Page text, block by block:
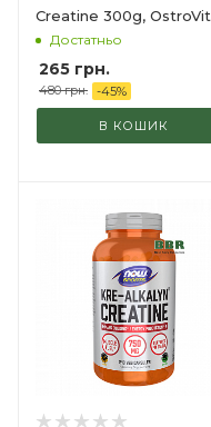
Creatine 300g, OstroVit
Достатньо
265 грн.
480грн. -45%
В КОШИК